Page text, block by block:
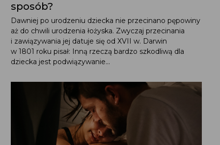
sposób?
Dawniej po urodzeniu dziecka nie przecinano pępowiny
aż do chwili urodzenia łożyska. Zwyczaj przecinania
i zawiązywania jej datuje się od XVII w. Darwin
w 1801 roku pisał: Inną rzeczą bardzo szkodliwą dla
dziecka jest podwiązywanie...